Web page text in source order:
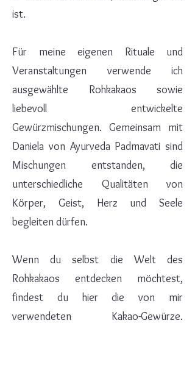
ist.
Für meine eigenen Rituale und
Veranstaltungen verwende ich
ausgewählte Rohkakaos sowie
liebevoll entwickelte
Gewürzmischungen. Gemeinsam mit
Daniela von Ayurveda Padmavati sind
Mischungen entstanden, die
unterschiedliche Qualitäten von
Körper, Geist, Herz und Seele
begleiten dürfen.
Wenn du selbst die Welt des
Rohkakaos entdecken möchtest,
findest du hier die von mir
verwendeten Kakao-Gewürze,